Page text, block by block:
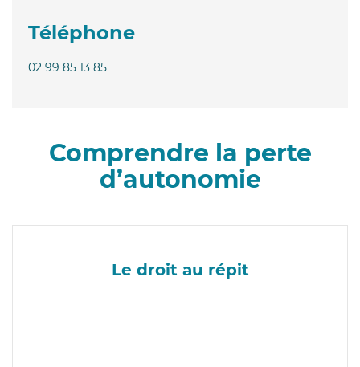
Téléphone
02 99 85 13 85
Comprendre la perte
d’autonomie
Le droit au répit